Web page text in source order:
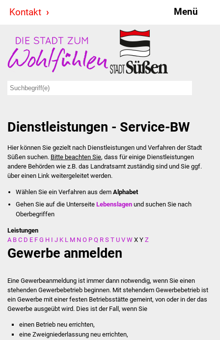
Kontakt Menü
Stadt & Politik
Bürgermeister
Ausschüsse
Ratsinformationssystem
Jugendbeirat
Summerrockfestival
Stadtverwaltung
Behördenwegweiser
Stellenangebote
Kontakt
Dienstleistungen - Service-BW
Hier können Sie gezielt nach Dienstleistungen und Verfahren der Stadt
Süßen suchen. Bitte beachten Sie, dass für einige Dienstleistungen
andere Behörden wie z.B. das Landratsamt zuständig sind und Sie ggf.
über einen Link weitergeleitet werden.
Wählen Sie ein Verfahren aus dem Alphabet
Gehen Sie auf die UnterseiteLebenslagen und suchen Sie nach
Oberbegriffen
Leistungen
A B C D E F G H I J K L M N O P Q R S T U V W X Y Z
Gewerbe anmelden
Eine Gewerbeanmeldung ist immer dann notwendig, wenn Sie einen
stehenden Gewerbebetrieb beginnen. Mit stehendem Gewerbebetrieb ist
ein Gewerbe mit einer festen Betriebsstätte gemeint, von oder in der das
Gewerbe ausgeübt wird. Dies ist der Fall, wenn Sie
einen Betrieb neu errichten,
eine Zweigniederlassung neu errichten,